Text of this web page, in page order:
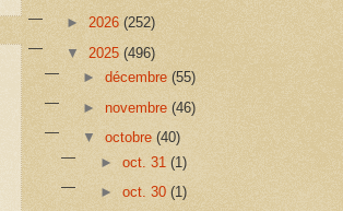
► 2026 (252)
▼ 2025 (496)
►décembre(55)
► novembre(46)
▼octobre(40)
► oct. 31 (1)
► oct. 30 (1)